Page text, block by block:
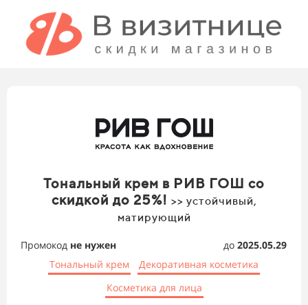
Тональный крем в РИВ ГОШ со
скидкой до 25%! >> устойчивый,
матирующий
Промокод не нужен до 2025.05.29
Тональный крем
Декоративная косметика
Косметика для лица